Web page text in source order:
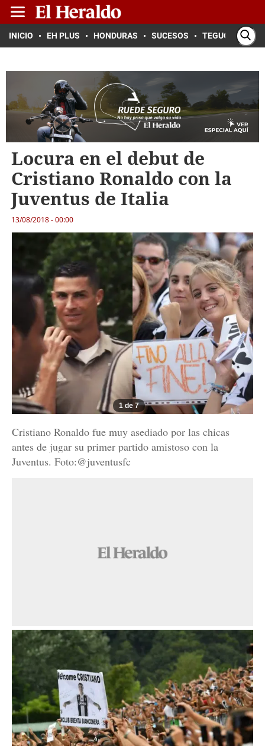
INICIO EH PLUS HONDURAS SUCESOS TEGUCIGALPA
Locura en el debut de
Cristiano Ronaldo con la
Juventus de Italia
13/08/2018 - 00:00
1 de 7
Cristiano Ronaldo fue muy asediado por las chicas
antes de jugar su primer partido amistoso con la
Juventus. Foto:@juventusfc